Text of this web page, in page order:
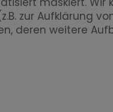
zur Aufklärung
deren weitere